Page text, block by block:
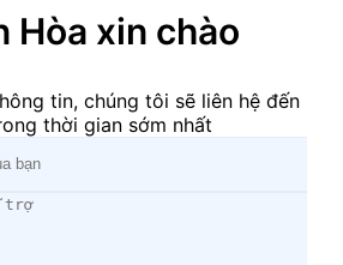
Hòa xin chào
tin, chúng tôi sẽ liên hệ đến
thời gian sớm nhất